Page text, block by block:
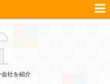
社を紹介